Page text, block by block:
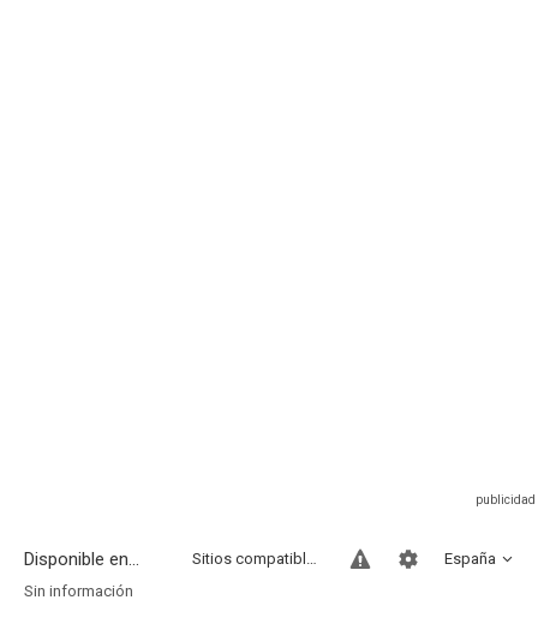
Disponible en... España
Sitios compatibles
Sin información